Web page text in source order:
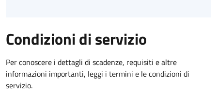
Condizioni di servizio
Per conoscere i dettagli di scadenze, requisiti e altre
informazioni importanti, leggi i termini e le condizioni di
servizio.